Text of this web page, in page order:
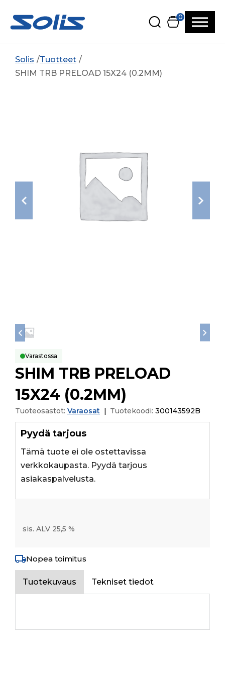
0
Solis
Tuotteet
SHIM TRB PRELOAD 15X24 (0.2MM)
Varastossa
SHIM TRB PRELOAD
15X24 (0.2MM)
Tuoteosastot: Varaosat Tuotekoodi: 300143592B
Pyydä tarjous
Tämä tuote ei ole ostettavissa
verkkokaupasta. Pyydä tarjous
asiakaspalvelusta.
sis. ALV 25,5 %
Nopea toimitus
Tuotekuvaus Tekniset tiedot